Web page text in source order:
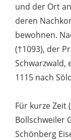
und der Ort
deren
bewohnen.
(†1093), der
Schwarzwald,
1115 nach
Für kurze Zeit
Bollschweiler
Schönberg